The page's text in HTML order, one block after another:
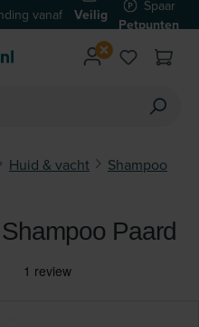
vanaf
€59
Veilig
betalen
Spaar
Petpunten
Huid & vacht Shampoo
Paard